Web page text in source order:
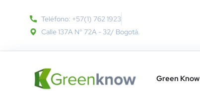
Teléfono: +57(1) 762 1923
Calle 137A N° 72A - 32​/ Bogotá.
Green Know